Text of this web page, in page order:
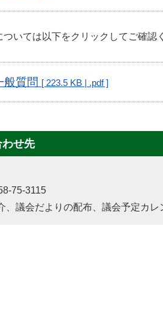
いては以下をクリックしてご確認
般質問 [ 223.5 KB | .pdf ]
せ先
75-3115
、議会だよりの配布、議会予定カレ